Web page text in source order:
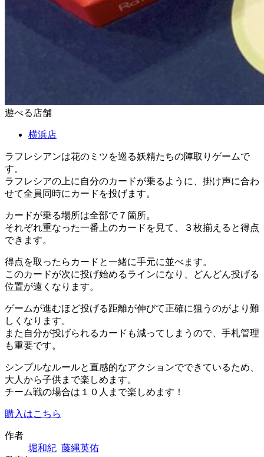
遊べる店舗
横浜店
ラフレシアンは花のミツを巡る妖精たちの陣取りゲームで
す。
ラフレシアの上に自分のカードが乗るように、掛け声に合わ
せて全員同時にカードを投げます。
カードが乗る場所は全部で７箇所。
それぞれ重なった一番上のカードを見て、３枚揃えると得点
できます。
得点を取ったらカードと一緒に手元に並べます。
このカードが次に投げ始めるラインになり、どんどん投げる
位置が遠くなります。
ゲームが進むほど投げる距離が伸びて正確に狙うのがより難
しくなります。
また自分が投げられるカードも減ってしまうので、手札管理
も重要です。
シンプルなルールと直感的なアクションでできているため、
大人から子供まで楽しめます。
チーム戦の場合は１０人まで楽しめます！
購入はこちら
作者
堀和紀 藤縄英佑